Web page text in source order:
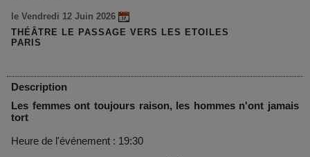
le Vendredi 12 Juin 2026
THÉÂTRE LE PASSAGE VERS LES ETOILES
PARIS
Description
Les femmes ont toujours raison, les hommes n'ont jamais
tort
Heure de l'événement : 19:30